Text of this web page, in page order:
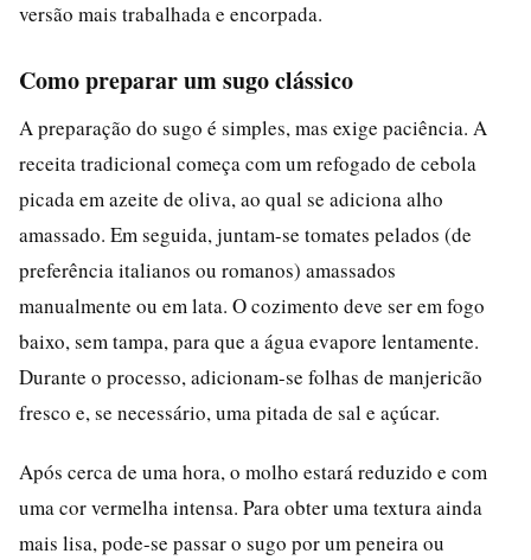
versão mais trabalhada e encorpada.
Como preparar um sugo clássico
A preparação do sugo é simples, mas exige paciência. A
receita tradicional começa com um refogado de cebola
picada em azeite de oliva, ao qual se adiciona alho
amassado. Em seguida, juntam-se tomates pelados (de
preferência italianos ou romanos) amassados
manualmente ou em lata. O cozimento deve ser em fogo
baixo, sem tampa, para que a água evapore lentamente.
Durante o processo, adicionam-se folhas de manjericão
fresco e, se necessário, uma pitada de sal e açúcar.
Após cerca de uma hora, o molho estará reduzido e com
uma cor vermelha intensa. Para obter uma textura ainda
mais lisa, pode-se passar o sugo por um peneira ou